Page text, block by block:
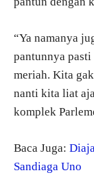
“Ya namanya
pantunnya
meriah. Kita
nanti kita liat
komplek
Baca Juga:
Sandiaga Uno